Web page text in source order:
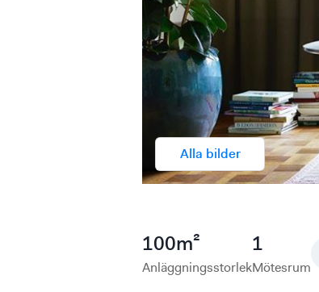
Alla bilder
100m²
Anläggningsstorlek
1
Mötesrum